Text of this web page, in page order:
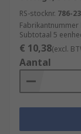
RS-stocknr. 786-
Fabrikantnummer
Subtotaal 5
€ 10,38(excl.
Aantal